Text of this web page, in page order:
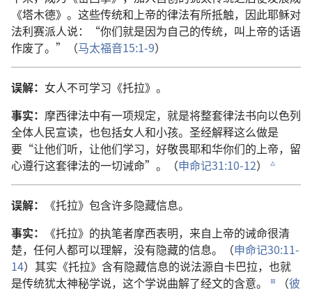
《塔木德》。这些传统和上帝的律法有所抵触，因此耶稣对
法利赛派人说：“你们就是因为自己的传统，叫上帝的话语
作废了。”（马太福音15:1-9）
误解： 女人不可学习《托拉》。
事实： 摩西律法中有一项规定，就是将整套律法书向以色列
全体人民宣读，也包括女人和小孩。圣经解释这么做是
要“让他们听，让他们学习，好敬畏耶和华你们的上帝，留
心遵行这套律法的一切诫命”。（申命记31:10-12） c
误解：
《托拉》包含许多隐藏信息。
事实：
《托拉》的执笔者摩西表明，来自上帝的诫命很清
楚，任何人都可以理解，没有隐藏的信息。（申命记30:11-
14）其实《托拉》含有隐藏信息的说法源自卡巴拉，也就
是传统犹太神秘学说，这个学说曲解了经文的含意。
d （彼